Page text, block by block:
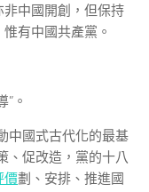
中國開創，但保持
有中國共產黨。
。
中國式古代化的最基
、促改造，黨的十八
價劃、安排、推進國